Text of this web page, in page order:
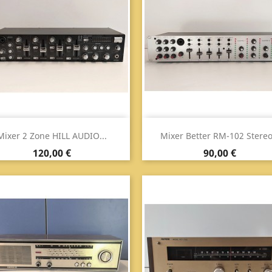
2 Zone HILL AUDIO...
Prezzo
120,00 €
Anteprima Mixer Better RM-102
Prezzo
90,00 €
 Anteprima